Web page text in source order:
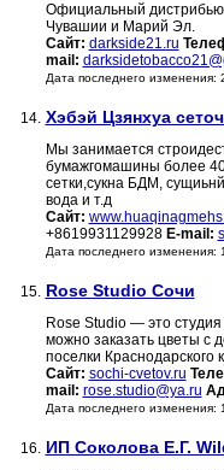
Официальный
Чувашии и Марий Эл.
Сайт: darkside21.ru
mail:
Дата последнего изменения:
14. Хэбэй Цзянхуа
Мы занимается
бумажгомашины более
сетки,cукна БДМ,
вода и т.д
Сайт:
+8619931129928 E-mail:
Дата последнего изменения:
15. Rose Studio Сочи
Rose Studio — это
можно заказать цветы с
поселки Краснодарского
Сайт: sochi-cvetov.ru
mail: rose.studio@ya.ru
Дата последнего изменения:
16. ИП Соколова Е.Г.